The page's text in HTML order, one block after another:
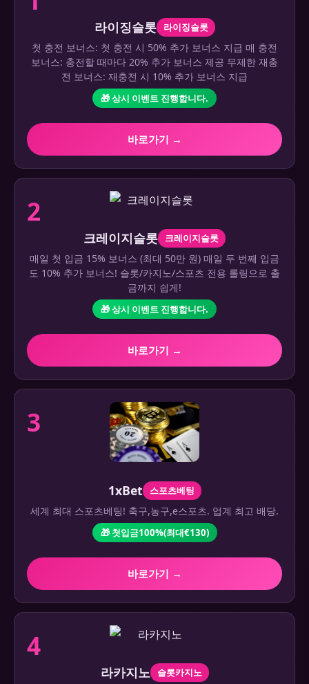
라이징슬롯 라이징슬롯
첫 충전 보너스: 첫 충전 시 50% 추가 보너스 지급 매 충전
보너스: 충전할 때마다 20% 추가 보너스 제공 무제한 재충
전 보너스: 재충전 시 10% 추가 보너스 지급
🎁 상시 이벤트 진행합니다.
바로가기 →
2
크레이지슬롯 크레이지슬롯
매일 첫 입금 15% 보너스 (최대 50만 원) 매일 두 번째 입금
도 10% 추가 보너스! 슬롯/카지노/스포츠 전용 롤링으로 출
금까지 쉽게!
🎁 상시 이벤트 진행합니다.
바로가기 →
3
1xBet 스포츠베팅
세계 최대 스포츠베팅! 축구,농구,e스포츠. 업계 최고 배당.
🎁 첫입금100%(최대€130)
바로가기 →
4
라카지노 슬롯카지노